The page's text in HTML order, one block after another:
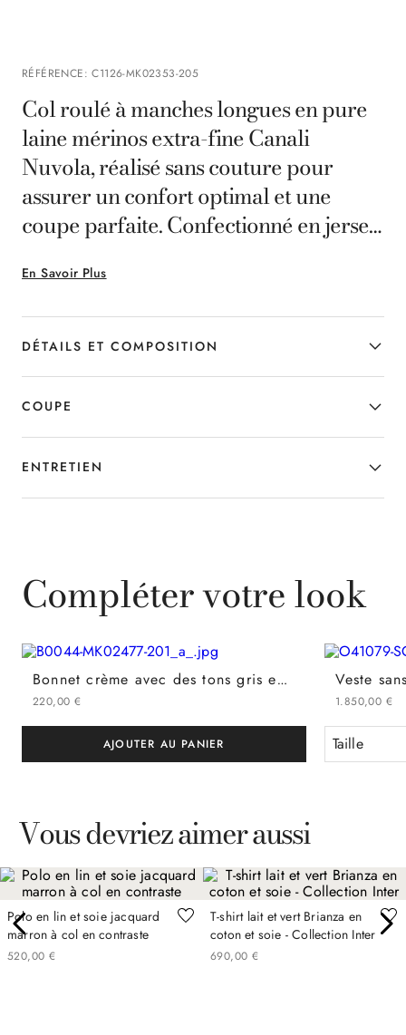
RÉFÉRENCE:C1126-MK02353-205
En Savoir Plus
Col roulé à manches longues en pure
laine mérinos extra-fine Canali
Nuvola, réalisé sans couture pour
assurer un confort optimal et une
coupe parfaite. Confectionné en jersey
en valeur la douceur naturelle du fil,
ce vêtement essentiel sait allier
élégance et légèreté contemporaine.
DÉTAILS ET COMPOSITION
COUPE
ENTRETIEN
Compléter votre look
1 850,00 €
Taille
Bonnet crème avec des tons gris en mélange d'alpaga
220,00 €
Vous devriez aimer aussi
Polo en lin et soie jacquard
marron à col en contraste
520,00 €
T-shirt lait et vert Brianza en
coton et soie - Collection Inter
690,00 €